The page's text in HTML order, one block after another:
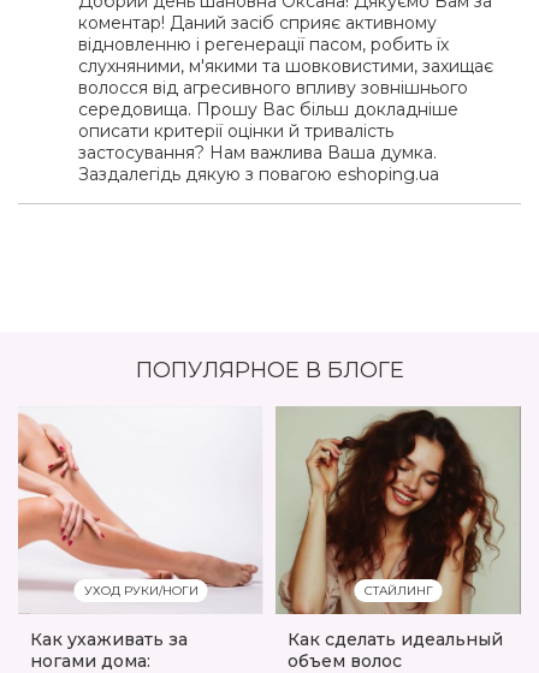
коментар! Даний засіб сприяє активному
відновленню і регенерації пасом, робить їх
слухняними, м'якими та шовковистими, захищає
волосся від агресивного впливу зовнішнього
середовища. Прошу Вас більш докладніше
описати критерії оцінки й тривалість
застосування? Нам важлива Ваша думка.
Заздалегідь дякую з повагою eshoping.ua
ПОПУЛЯРНОЕ В БЛОГЕ
УХОД РУКИ/НОГИ
Как ухаживать за
ногами дома:
СТАЙЛИНГ
Как сделать идеальный
объем волос